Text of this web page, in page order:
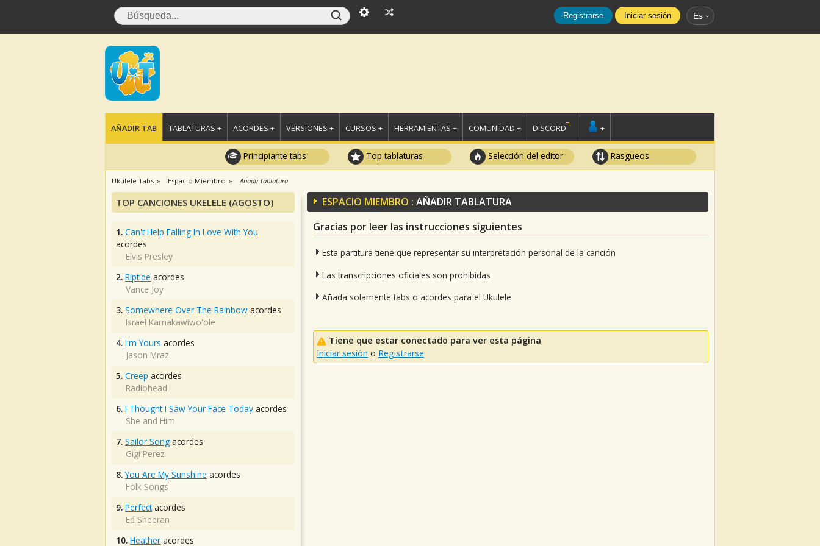
Registrarse Iniciar sesión Es
AÑADIR TAB TABLATURAS + ACORDES + VERSIONES + CURSOS + HERRAMIENTAS + COMUNIDAD + DISCORD +
Principiante tabs Top tablaturas Selección del editor Rasgueos
Ukulele Tabs Espacio Miembro Añadir tablatura
ESPACIO MIEMBRO : AÑADIR TABLATURA
Gracias por leer las instrucciones siguientes
Esta partitura tiene que representar su interpretación personal de la canción
Las transcripciones oficiales son prohibidas
Añada solamente tabs o acordes para el Ukulele
Tiene que estar conectado para ver esta página
Iniciar sesión o Registrarse
TOP CANCIONES UKELELE (AGOSTO)
1. Can't Help Falling In Love With You
acordes
Elvis Presley
2. Riptide acordes
Vance Joy
3. Somewhere Over The Rainbow acordes
Israel Kamakawiwo'ole
4. I'm Yours acordes
Jason Mraz
5. Creep acordes
Radiohead
6. I Thought I Saw Your Face Today acordes
She and Him
7. Sailor Song acordes
Gigi Perez
8. You Are My Sunshine acordes
Folk Songs
9. Perfectacordes
Ed Sheeran
10. Heather acordes